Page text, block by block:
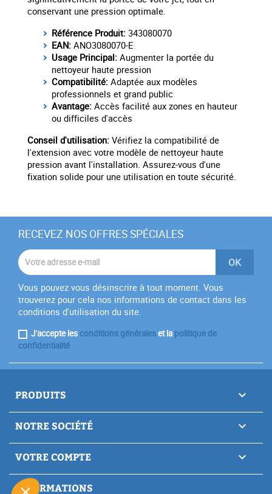
conservant une pression optimale.
Référence Produit: 343080070
EAN: ANO3080070-E
Usage Principal: Augmenter la portée du
nettoyeur haute pression
Compatibilité: Adaptée aux modèles
professionnels et grand public
Avantage: Accès facilité aux zones en hauteur
ou difficiles d'accès
Conseil d'utilisation: Vérifiez la compatibilité de
l'extension avec votre modèle de nettoyeur haute
pression avant l'installation. Assurez-vous d'une
fixation solide pour une utilisation en toute sécurité.
RECEVEZ NOS OFFRES SPÉCIALES
Vous pouvez vous désinscrire à tout moment. Vous
trouverez pour cela nos informations de contact dans les
conditions d'utilisation du site.
J'accepte les conditions généraleset lapolitique de
confidentialité
PRODUITS 
NOTRE SOCIÉTÉ 
VOTRE COMPTE 
INFORMATIONS